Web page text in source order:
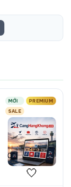
MỚI
PREMIUM
SALE
🤍